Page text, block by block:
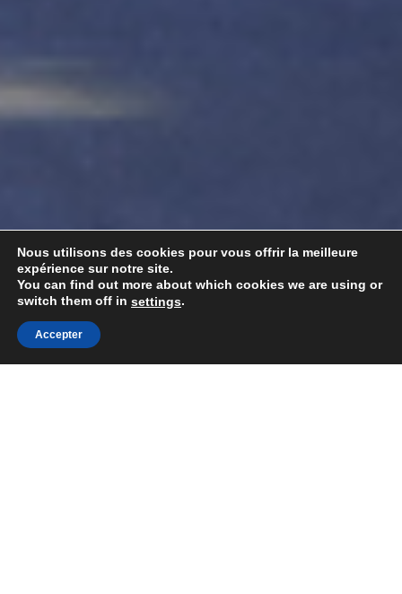
Nous utilisons des cookies pour vous offrir la meilleure
expérience sur notre site.
You can find out more about which cookies we are using or
switch them off in settings.
Accepter